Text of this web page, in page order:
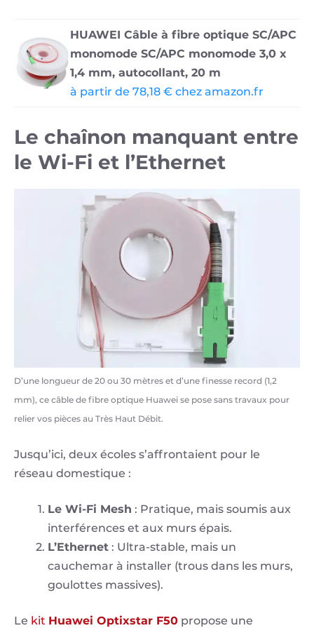
HUAWEI Câble à fibre optique SC/APC
monomode SC/APC monomode 3,0 x
1,4 mm, autocollant, 20 m
à partir de 78,18 € chez amazon.fr
Le chaînon manquant entre
le Wi-Fi et l’Ethernet
D’une longueur de 20 ou 30 mètres et d’une finesse record (1,2
mm), ce câble de fibre optique Huawei se pose sans travaux pour
relier vos pièces au Très Haut Débit.
Jusqu’ici, deux écoles s’affrontaient pour le
réseau domestique :
Le Wi-Fi Mesh : Pratique, mais soumis aux
interférences et aux murs épais.
L’Ethernet : Ultra-stable, mais un
cauchemar à installer (trous dans les murs,
goulottes massives).
Le kit Huawei Optixstar F50 propose une